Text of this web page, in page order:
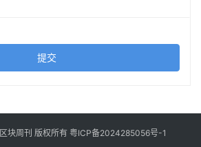
、Kraken、Ripple这样通过并购加
性项目几乎拿不到投资。
和资本直接进场的传统金融机构
提交
块周刊 版权所有 粤ICP备2024285056号-1